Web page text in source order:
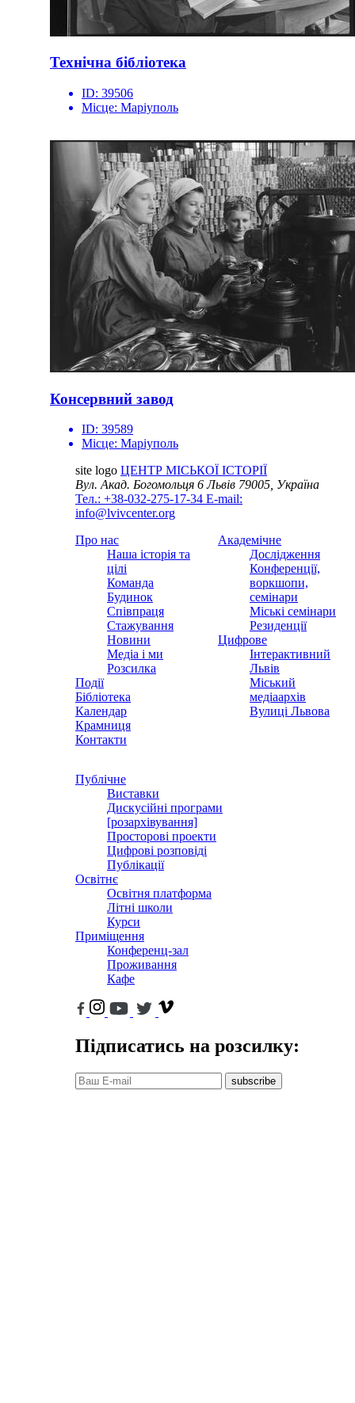
Технічна бібліотека
ID: 39506
Місце: Маріуполь
Консервний завод
ID: 39589
Місце: Маріуполь
site logo ЦЕНТР МІСЬКОЇ ІСТОРІЇ
Вул. Акад. Богомольця 6Львів 79005, Україна
Тел.: +38-032-275-17-34 E-mail:
info@lvivcenter.org
Про нас
Наша історія та
цілі
Команда
Будинок
Співпраця
Стажування
Новини
Медіа і ми
Розсилка
Події
Бібліотека
Календар
Крамниця
Контакти
Академічне
Дослідження
Конференції,
воркшопи,
семінари
Міські семінари
Резиденції
Цифрове
Інтерактивний
Львів
Міський
медіаархів
Вулиці Львова
Публічне
Виставки
Дискусійні програми
[розархівування]
Просторові проекти
Цифрові розповіді
Публікації
Освітнє
Освітня платформа
Літні школи
Курси
Приміщення
Конференц-зал
Проживання
Кафе
Підписатись на розсилку:
subscribe